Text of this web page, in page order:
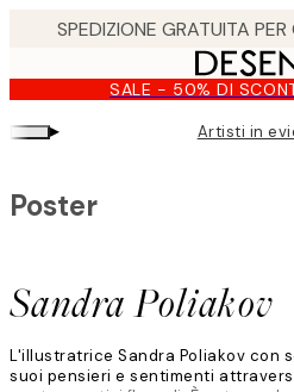
content.
SALE - 50% DI
▸ Artisti in
Sandra Poliakov
Poster
L'illustratrice Sandra Poliakov con
suoi pensieri e sentimenti